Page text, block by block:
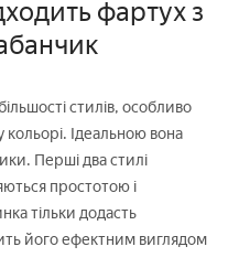
фартух з
стилів, особливо
Ідеальною вона
Перші два стилі
простотою і
тільки додасть
його ефектним виглядом